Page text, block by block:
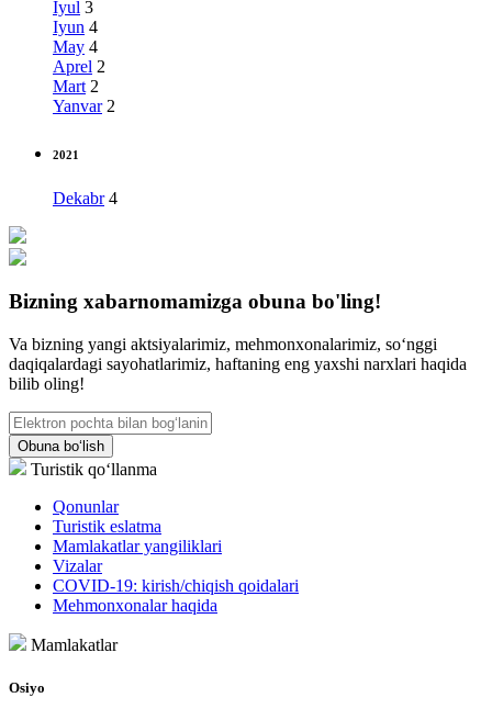
Iyul 3
Iyun 4
May 4
Aprel 2
Mart 2
Yanvar 2
2021
Dekabr 4
Bizning xabarnomamizga obuna bo'ling!
Va bizning yangi aktsiyalarimiz, mehmonxonalarimiz, so‘nggi
daqiqalardagi sayohatlarimiz, haftaning eng yaxshi narxlari haqida
bilib oling!
Obuna bo‘lish
Turistik qo‘llanma
Qonunlar
Turistik eslatma
Mamlakatlar yangiliklari
Vizalar
COVID-19: kirish/chiqish qoidalari
Mehmonxonalar haqida
Mamlakatlar
Osiyo